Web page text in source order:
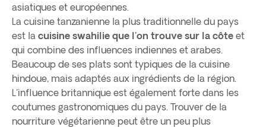
asiatiques et européennes.
La cuisine tanzanienne la plus traditionnelle du pays
est la cuisine swahilie que l'on trouve sur la côte et
qui combine des influences indiennes et arabes.
Beaucoup de ses plats sont typiques de la cuisine
hindoue, mais adaptés aux ingrédients de la région.
L'influence britannique est également forte dans les
coutumes gastronomiques du pays. Trouver de la
nourriture végétarienne peut être un peu plus